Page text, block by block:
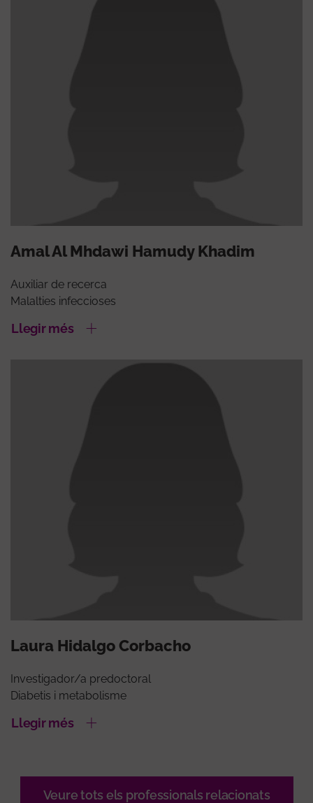
Amal Al Mhdawi Hamudy Khadim
Auxiliar de recerca
Malalties infeccioses
Llegir més
Laura Hidalgo Corbacho
Investigador/a predoctoral
Diabetis i metabolisme
Llegir més
Veure tots els professionals relacionats